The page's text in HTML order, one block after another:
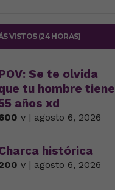
VISTOS (24 HORAS)
Se te olvida
tu hombre tiene
años xd
v | agosto 6, 2026
histórica
v | agosto 6, 2026